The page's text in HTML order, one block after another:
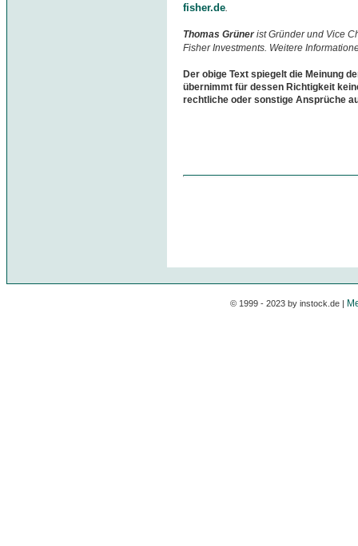
fisher.de.
Thomas Grünerist Gründer und Vice
Fisher Investments. Weitere
Der obige Text spiegelt die Meinung
übernimmt für dessen Richtigkeit
rechtliche oder sonstige Ansprüche
© 1999 - 2023 by instock.de |